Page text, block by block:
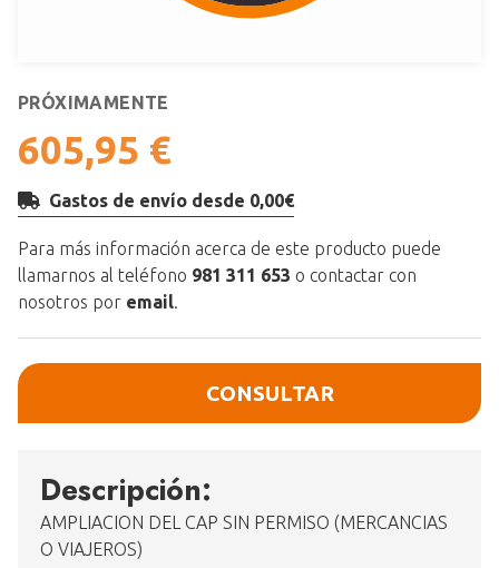
PRÓXIMAMENTE
605,95 €
Gastos de envío desde 0,00€
Para más información acerca de este producto puede
llamarnos al teléfono 981 311 653 o contactar con
nosotros por email.
CONSULTAR
Descripción:
AMPLIACION DEL CAP SIN PERMISO (MERCANCIAS
O VIAJEROS)